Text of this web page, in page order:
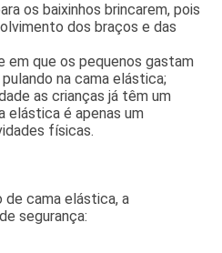
os baixinhos brincarem, pois
dos braços e das
em que os pequenos gastam
na cama elástica;
as crianças já têm um
elástica é apenas um
físicas.
de cama elástica, a
segurança: